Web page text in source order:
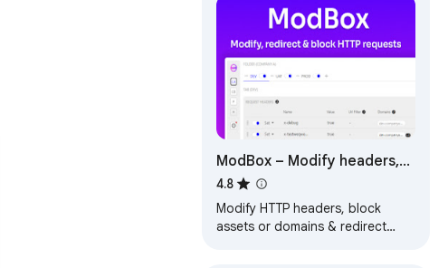
ModBox – Modify headers,
block requests
4.8
Modify HTTP headers, block
assets or domains & redirect